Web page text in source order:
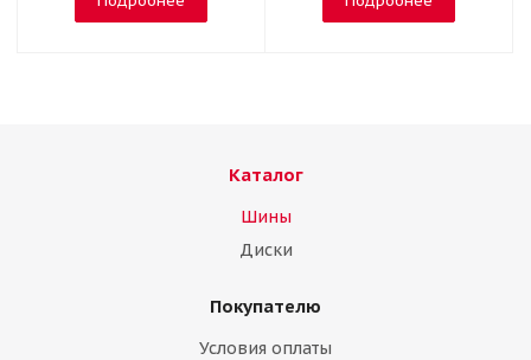
Каталог
Шины
Диски
Покупателю
Условия оплаты